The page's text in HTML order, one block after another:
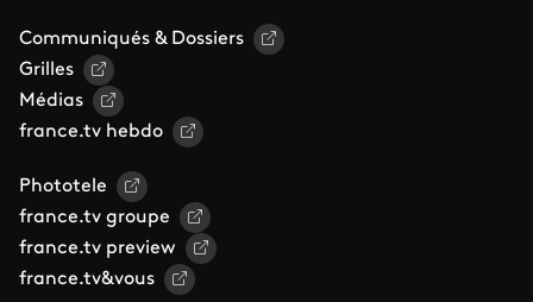
Communiqués & Dossiers
Grilles
Médias
france.tv hebdo
Phototele
france.tv groupe
france.tv preview
france.tv&vous